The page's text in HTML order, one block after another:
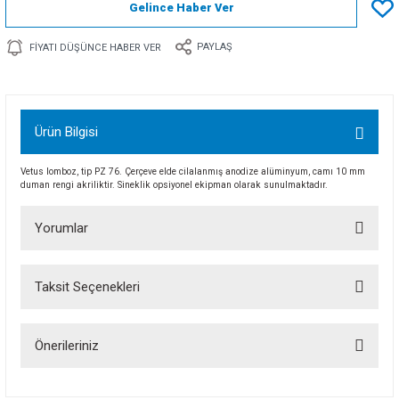
Gelince Haber Ver
FIYATI DÜŞÜNCE HABER VER PAYLAŞ
Ürün Bilgisi
Vetus lomboz, tip PZ 76. Çerçeve elde cilalanmış anodize alüminyum, camı 10 mm
duman rengi akriliktir. Sineklik opsiyonel ekipman olarak sunulmaktadır.
Yorumlar
Taksit Seçenekleri
Önerileriniz